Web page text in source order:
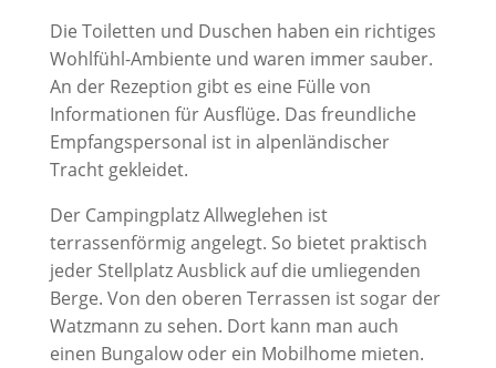
Die Toiletten und Duschen haben ein richtiges
Wohlfühl-Ambiente und waren immer sauber.
An der Rezeption gibt es eine Fülle von
Informationen für Ausflüge. Das freundliche
Empfangspersonal ist in alpenländischer
Tracht gekleidet.
Der Campingplatz Allweglehen ist
terrassenförmig angelegt. So bietet praktisch
jeder Stellplatz Ausblick auf die umliegenden
Berge. Von den oberen Terrassen ist sogar der
Watzmann zu sehen. Dort kann man auch
einen Bungalow oder ein Mobilhome mieten.